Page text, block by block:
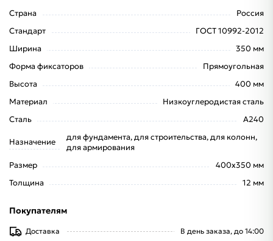
Страна
Россия
Стандарт
ГОСТ 10992-2012
Ширина
350 мм
Форма фиксаторов
Прямоугольная
Высота
400 мм
Материал
Низкоуглеродистая сталь
Сталь
А240
Назначение
для фундамента, для строительства, для колонн,
для армирования
Размер
400x350 мм
Толщина
12 мм
Покупателям
Доставка В день заказа, до 14:00